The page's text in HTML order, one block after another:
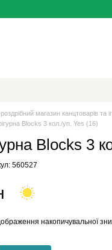
магазин канцтоварів та
Blocks 3 кол./уп. Yes (16)
Blocks 3
560527
накопичувальної